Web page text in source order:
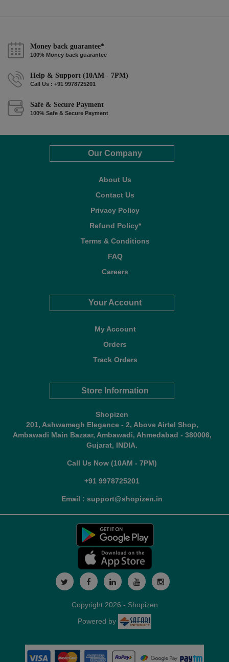
Money back guarantee*
100% Money back guarantee
Help & Support (10AM - 7PM)
Call Us : +91 9978725201
Safe & Secure Payment
100% Safe & Secure Payment
Our Company
About Us
Contact Us
Privacy Policy
Refund Policy*
Terms & Conditions
FAQ
Careers
Your Account
My Account
Orders
Track Orders
Store Information
Shopizen
201, Ashwamegh Elegance - 2, Above Airtel Shop,
Ambawadi Main Bazaar, Ambawadi, Ahmedabad - 380006,
Gujarat, INDIA.
Call Us Now (10AM - 7PM)
+91 9978725201
Email : support@shopizen.in
Copyright 2026 - Shopizen
Powered by